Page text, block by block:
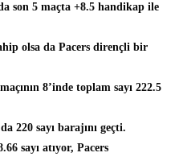
son 5 maçta +8.5 handikap ile
olsa da Pacers dirençli bir
8’inde toplam sayı 222.5
220 sayı barajını geçti.
sayı atıyor, Pacers